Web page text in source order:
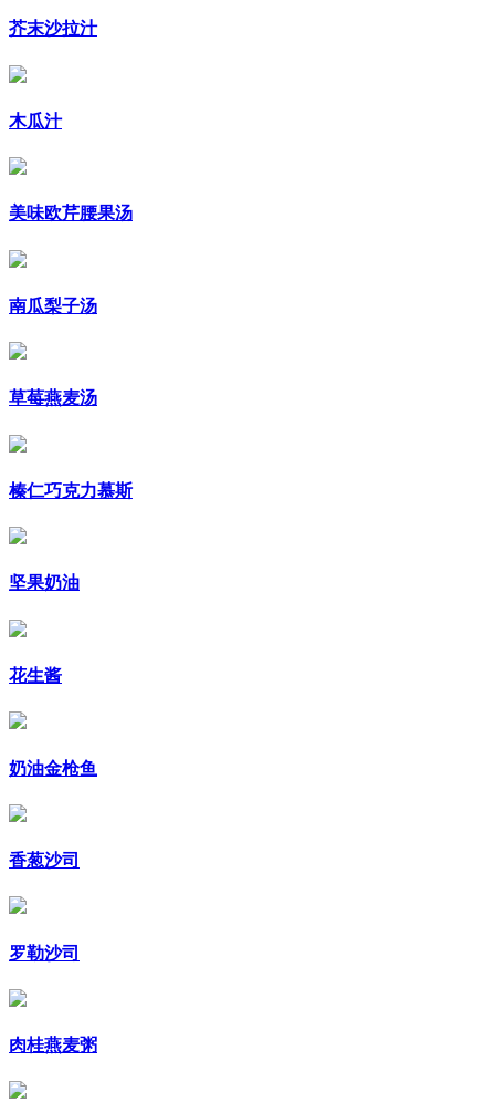
芥末沙拉汁
木瓜汁
美味欧芹腰果汤
南瓜梨子汤
草莓燕麦汤
榛仁巧克力慕斯
坚果奶油
花生酱
奶油金枪鱼
香葱沙司
罗勒沙司
肉桂燕麦粥